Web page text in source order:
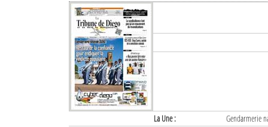
La Une :
Gendarmerie